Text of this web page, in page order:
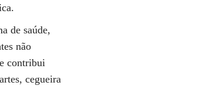
de saúde,
não
contribui
cegueira